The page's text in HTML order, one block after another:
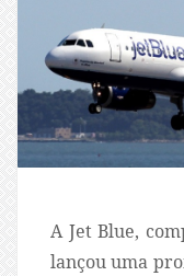
A Jet Blue,
lançou uma